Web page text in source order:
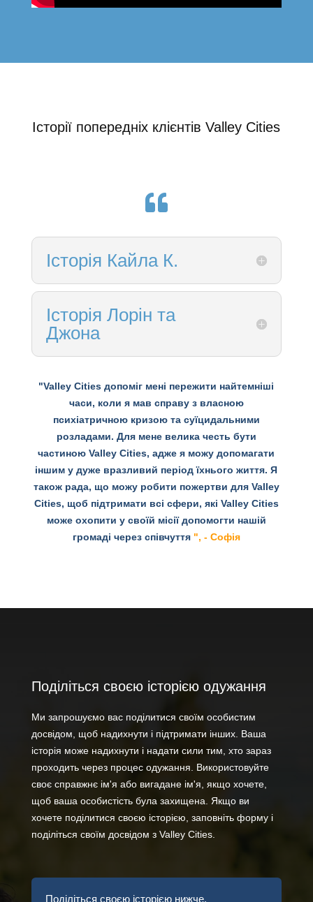
Історії попередніх клієнтів Valley Cities

Історія Кайла К.
Історія Лорін та
Джона
"Valley Cities допоміг мені пережити найтемніші
часи, коли я мав справу з власною
психіатричною кризою та суїцидальними
розладами. Для мене велика честь бути
частиною Valley Cities, адже я можу допомагати
іншим у дуже вразливий період їхнього життя. Я
також рада, що можу робити пожертви для Valley
Cities, щоб підтримати всі сфери, які Valley Cities
може охопити у своїй місії допомогти нашій
громаді через співчуття ", - Софія
Поділіться своєю історією одужання
Ми запрошуємо вас поділитися своїм особистим
досвідом, щоб надихнути і підтримати інших. Ваша
історія може надихнути і надати сили тим, хто зараз
проходить через процес одужання. Використовуйте
своє справжнє ім'я або вигадане ім'я, якщо хочете,
щоб ваша особистість була захищена. Якщо ви
хочете поділитися своєю історією, заповніть форму і
поділіться своїм досвідом з Valley Cities.
Поділіться своєю історією нижче.